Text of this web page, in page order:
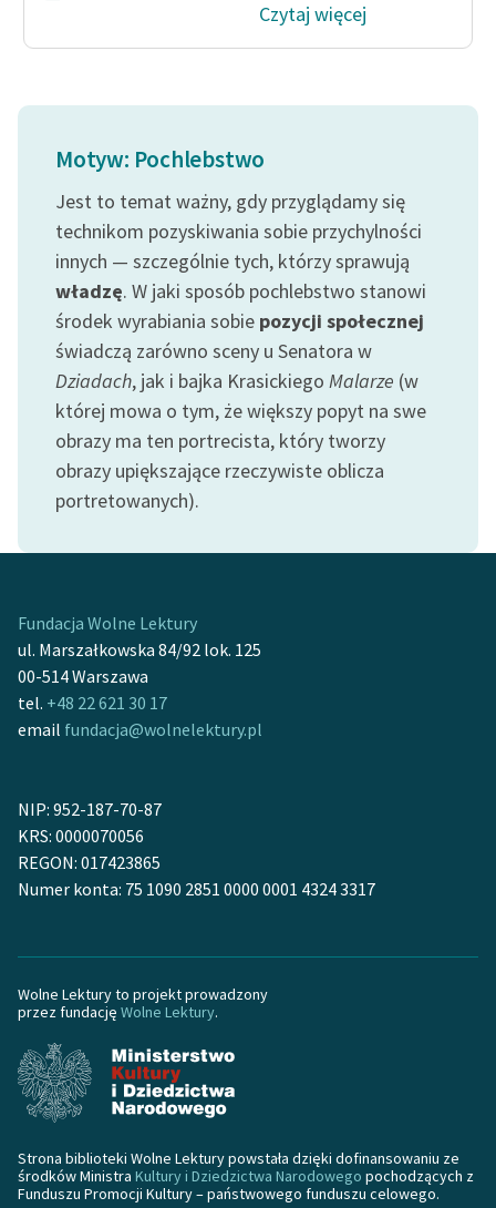
Lektur
Zespół
Zasady wykorzystania
Wolnych Lektur
Logotypy
Materiały promocyjne
Polityka prywatności
Regulamin biblioteki
Regulamin darowizn
Informacja o treściach
wrażliwych
Czytaj więcej
Motyw: Pochlebstwo
Jest to temat ważny, gdy przyglądamy się
technikom pozyskiwania sobie przychylności
innych — szczególnie tych, którzy sprawują
władzę. W jaki sposób pochlebstwo stanowi
środek wyrabiania sobie pozycji społecznej
świadczą zarówno sceny u Senatora w
Dziadach, jak i bajka Krasickiego Malarze (w
której mowa o tym, że większy popyt na swe
obrazy ma ten portrecista, który tworzy
obrazy upiększające rzeczywiste oblicza
portretowanych).
Fundacja Wolne Lektury
ul. Marszałkowska 84/92 lok. 125
00-514 Warszawa
tel. +48 22 621 30 17
email fundacja@wolnelektury.pl
NIP: 952-187-70-87
KRS: 0000070056
REGON: 017423865
Numer konta: 75 1090 2851 0000 0001 4324 3317
Wolne Lektury to projekt prowadzony
przez fundację Wolne Lektury.
Strona biblioteki Wolne Lektury powstała dzięki dofinansowaniu ze
środków Ministra Kultury i Dziedzictwa Narodowego pochodzących z
Funduszu Promocji Kultury – państwowego funduszu celowego.